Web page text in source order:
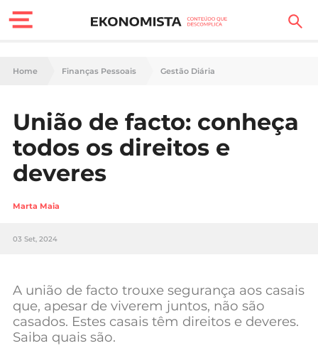
Finanças Pessoais
Carreira
Casa
Lifestyle
Sociedade
Negócios
Mundial 2026
Home Finanças Pessoais Gestão Diária
União de facto: conheça
todos os direitos e
deveres
Marta Maia
03 Set, 2024
A união de facto trouxe segurança aos casais
que, apesar de viverem juntos, não são
casados. Estes casais têm direitos e deveres.
Saiba quais são.